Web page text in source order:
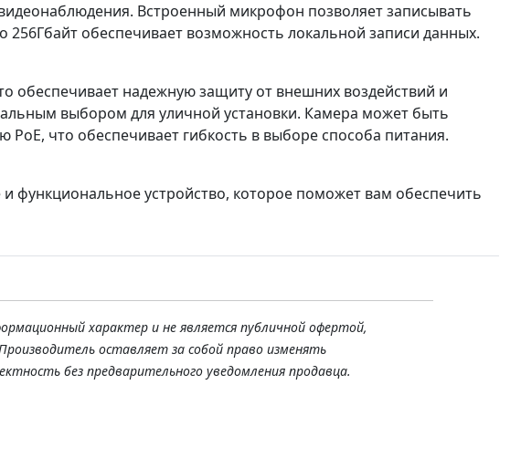
Встроенный микрофон позволяет записывать
обеспечивает возможность локальной записи данных.
обеспечивает надежную защиту от внешних воздействий и
выбором для уличной установки. Камера может быть
PoE, что обеспечивает гибкость в выборе способа питания.
и функциональное устройство, которое поможет вам обеспечить
характер и не является публичной офертой,
оставляет за собой право изменять
без предварительного уведомления продавца.